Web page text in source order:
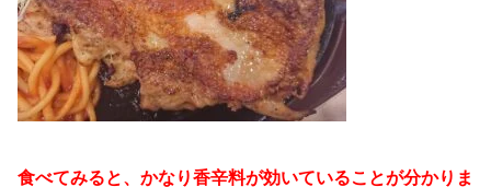
食べてみると、かなり香辛料が効いていることが分かりま